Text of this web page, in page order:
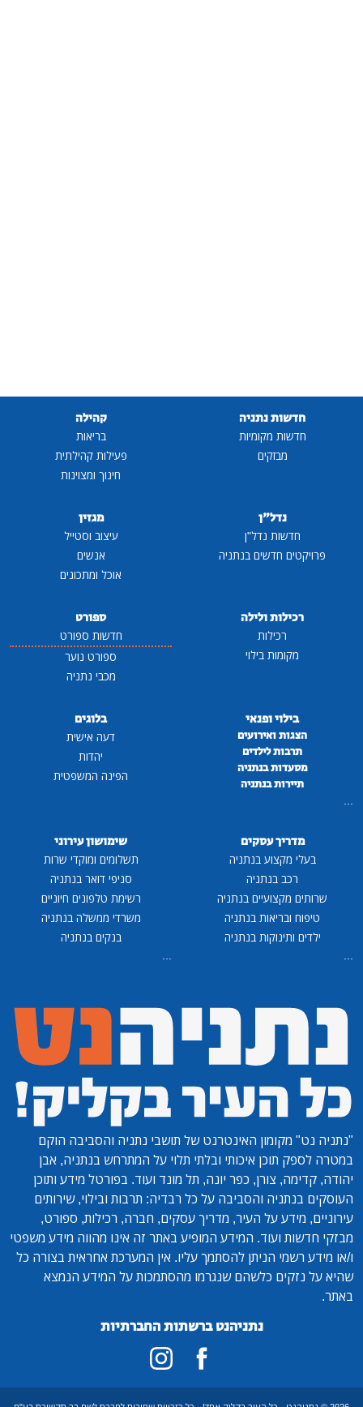
חדשות נתניה
חדשות מקומיות
מבזקים
קהילה
בריאות
פעילות קהילתית
חינוך ומצוינות
נדל"ן
חדשות נדל"ן
פרויקטים חדשים בנתניה
מגזין
עיצוב וסטייל
אנשים
אוכל ומתכונים
רכילות ולילה
רכילות
מקומות בילוי
ספורט
חדשות ספורט
ספורט נוער
מכבי נתניה
בילוי ופנאי
הצגות ואירועים
תרבות לילדים
מסעדות בנתניה
תיירות בנתניה
...
בלוגים
דעה אישית
יהדות
הפינה המשפטית
מדריך עסקים
בעלי מקצוע בנתניה
רכב בנתניה
שרותים מקצועיים בנתניה
טיפוח ובריאות בנתניה
ילדים ותינוקות בנתניה
...
שימושון עירוני
תשלומים ומוקדי שרות
סניפי דואר בנתניה
רשימת טלפונים חיוניים
משרדי ממשלה בנתניה
בנקים בנתניה
...
"נתניה נט" מקומון האינטרנט של תושבי נתניה והסביבה הוקם
במטרה לספק תוכן איכותי ובלתי תלוי על המתרחש בנתניה, אבן
יהודה, קדימה, צורן, כפר יונה, תל מונד ועוד. בפורטל מידע ותוכן
העוסקים בנתניה והסביבה על כל רבדיה: תרבות ובילוי, שירותים
עירוניים, מידע על העיר, מדריך עסקים, חברה, רכילות, ספורט,
מבזקי חדשות ועוד. המידע המופיע באתר זה אינו מהווה מידע משפטי
ו/או מידע רשמי הניתן להסתמך עליו. אין המערכת אחראית בצורה כל
שהיא על נזקים כלשהם שנגרמו מהסתמכות על המידע הנמצא
באתר.
נתניהנט ברשתות החברתיות